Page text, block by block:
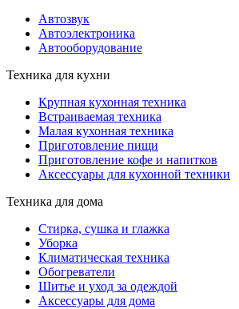
Автозвук
Автоэлектроника
Автооборудование
Техника для кухни
Крупная кухонная техника
Встраиваемая техника
Малая кухонная техника
Приготовление пищи
Приготовление кофе и напитков
Аксессуары для кухонной техники
Техника для дома
Стирка, сушка и глажка
Уборка
Климатическая техника
Обогреватели
Шитье и уход за одеждой
Аксессуары для дома